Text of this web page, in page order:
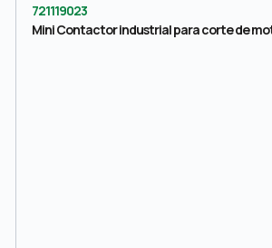
721119023
Mini Contactor industrial para corte de